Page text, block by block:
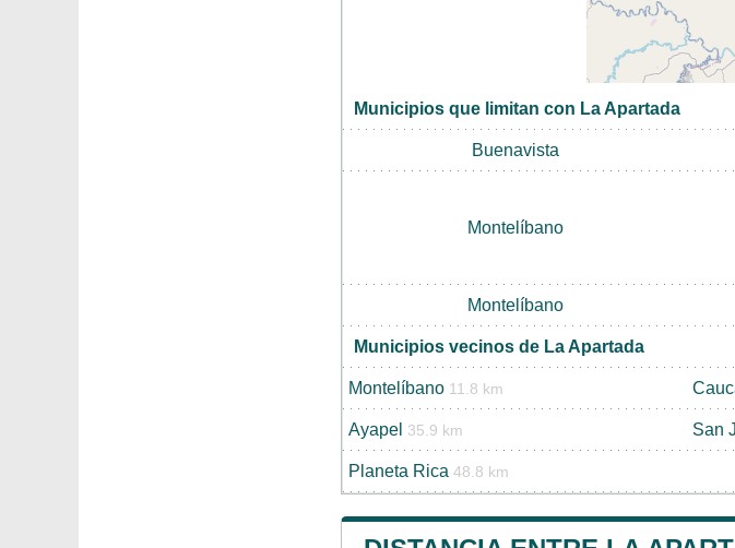
Municipios que limitan con La Apartada
Buenavista
Montelíbano
Montelíbano
Municipios vecinos de La Apartada
Montelíbano 11.8 km
Ayapel 35.9 km San
Planeta Rica 48.8 km